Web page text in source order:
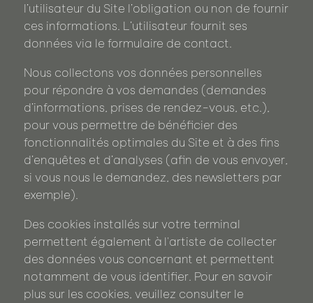
l’utilisateur du Site l’obligation ou non de fournir
ces informations. L’utilisateur fournit ses
données via le formulaire de contact.
Nous collectons vos données personnelles
pour répondre à vos demandes (demandes
d’informations, prises de rendez-vous, etc.),
pour vous permettre de bénéficier des
fonctionnalités optimales du Site et à des fins
d’enquêtes et d’analyses (afin de vous envoyer,
si vous nous le demandez, des newsletters par
exemple).
Des cookies installés sur votre terminal
permettent également à l'artiste de collecter
des données vous concernant et permettent
notamment de vous identifier. Pour en savoir
plus sur les cookies, veuillez consulter le